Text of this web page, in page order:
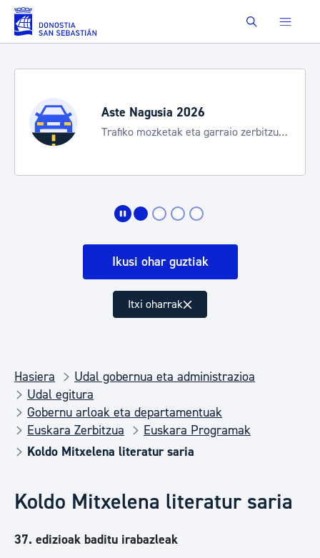
Eduki nagusira joan Buscar
Aste Nagusia 2026
Trafiko mozketak eta garraio zerbitzu
Ikusi ohar guztiak
Itxi oharrak
Hasiera
Udal gobernua eta administrazioa
Udal egitura
Gobernu arloak eta departamentuak
Euskara Zerbitzua
Euskara Programak
Koldo Mitxelena literatur saria
Koldo Mitxelena literatur saria
37. edizioak baditu irabazleak